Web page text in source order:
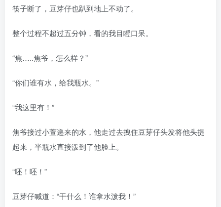
筷子断了，豆芽仔也趴到地上不动了。
整个过程不超过五分钟，看的我目瞪口呆。
“焦…..焦爷，怎么样？”
“你们谁有水，给我瓶水。”
“我这里有！”
焦爷接过小萱递来的水，他走过去拽住豆芽仔头发将他头提
起来，半瓶水直接泼到了他脸上。
“呸！呸！”
豆芽仔喊道：“干什么！谁拿水泼我！”